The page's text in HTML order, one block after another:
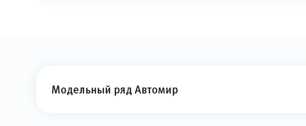
Модельный ряд Автомир